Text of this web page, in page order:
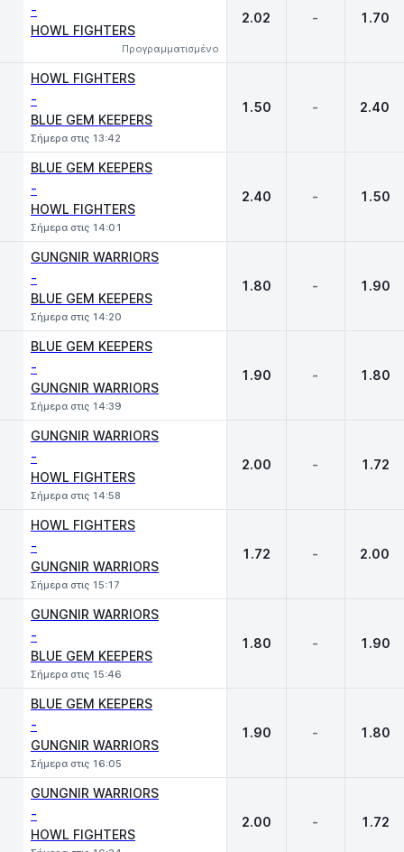
-
HOWL FIGHTERS
Προγραμματισμένο
2.02 - 1.70
HOWL FIGHTERS
-
BLUE GEM KEEPERS
Σήμερα στις 13:42
1.50 - 2.40
BLUE GEM KEEPERS
-
HOWL FIGHTERS
Σήμερα στις 14:01
2.40 - 1.50
GUNGNIR WARRIORS
-
BLUE GEM KEEPERS
Σήμερα στις 14:20
1.80 - 1.90
BLUE GEM KEEPERS
-
GUNGNIR WARRIORS
Σήμερα στις 14:39
1.90 - 1.80
GUNGNIR WARRIORS
-
HOWL FIGHTERS
Σήμερα στις 14:58
2.00 - 1.72
HOWL FIGHTERS
-
GUNGNIR WARRIORS
Σήμερα στις 15:17
1.72 - 2.00
GUNGNIR WARRIORS
-
BLUE GEM KEEPERS
Σήμερα στις 15:46
1.80 - 1.90
BLUE GEM KEEPERS
-
GUNGNIR WARRIORS
Σήμερα στις 16:05
1.90 - 1.80
GUNGNIR WARRIORS
-
HOWL FIGHTERS
2.00 - 1.72